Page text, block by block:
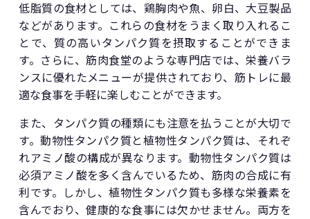
低脂質の食材としては、鶏胸肉や魚、卵白、大豆製品
などがあります。これらの食材をうまく取り入れるこ
とで、質の高いタンパク質を摂取することができま
す。さらに、筋肉食堂のような専門店では、栄養バラ
ンスに優れたメニューが提供されており、筋トレに最
適な食事を手軽に楽しむことができます。
また、タンパク質の種類にも注意を払うことが大切で
す。動物性タンパク質と植物性タンパク質は、それぞ
れアミノ酸の構成が異なります。動物性タンパク質は
必須アミノ酸を多く含んでいるため、筋肉の合成に有
利です。しかし、植物性タンパク質も多様な栄養素を
含んでおり、健康的な食事には欠かせません。両方を